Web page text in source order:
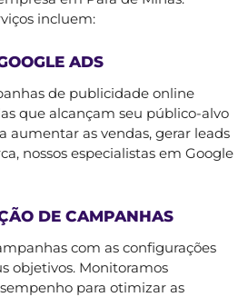
incluem:
ADS
de publicidade online
que alcançam seu público-alvo
aumentar as vendas, gerar leads
nossos especialistas em Google
DE CAMPANHAS
com as configurações
objetivos. Monitoramos
para otimizar as